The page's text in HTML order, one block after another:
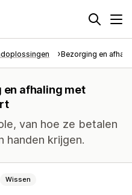
Bezorging en
en afhaling met
van hoe ze betalen
handen krijgen.
Wissen